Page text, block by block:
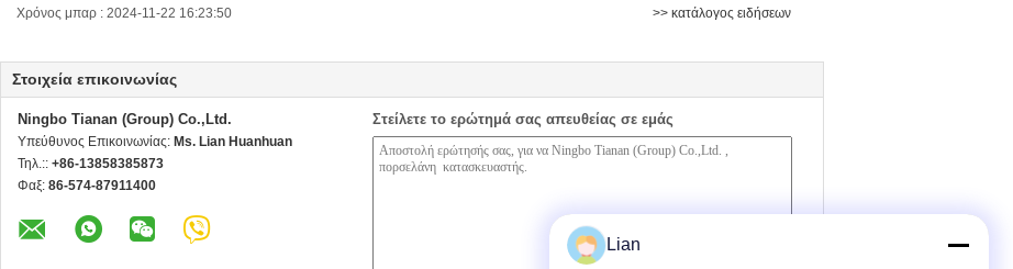
Χρόνος μπαρ : 2024-11-22 16:23:50
>> κατάλογος ειδήσεων
Στοιχεία επικοινωνίας
Ningbo Tianan (Group) Co.,Ltd.
Υπεύθυνος Επικοινωνίας: Ms. Lian Huanhuan
Τηλ.:: +86-13858385873
Φαξ: 86-574-87911400
Στείλετε το ερώτημά σας απευθείας σε εμάς
Lian